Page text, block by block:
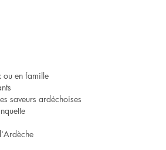
ou en famille
saveurs ardéchoises